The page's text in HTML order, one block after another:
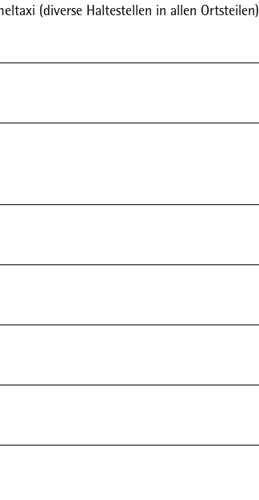
(diverse Haltestellen in allen Ortsteilen)